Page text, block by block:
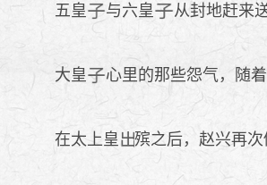
五皇 与六皇 从封地赶来
大皇 心里的那些怨气，随
在太上皇 殡之后，赵兴再次